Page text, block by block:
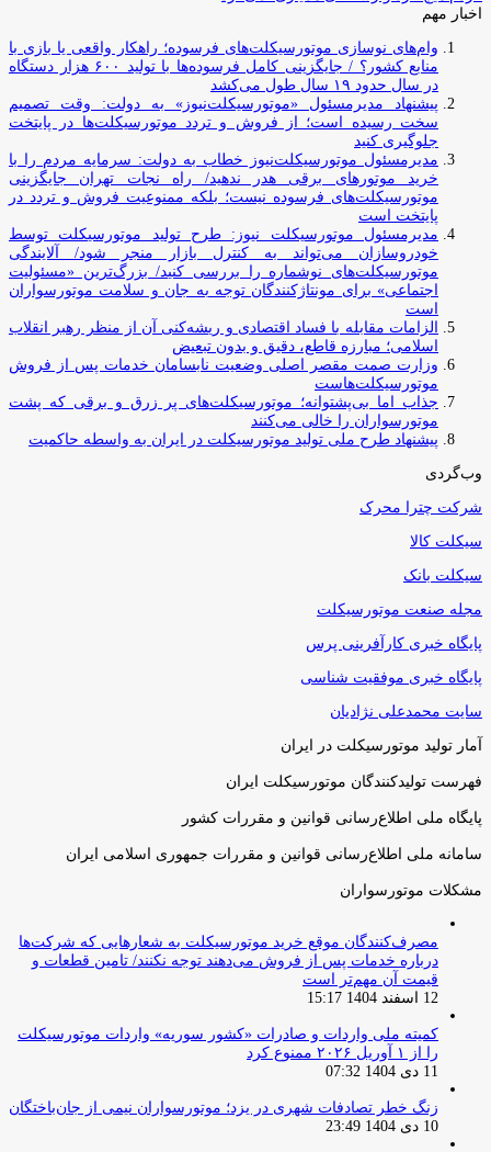
اخبار مهم
وام‌های نوسازی موتورسیکلت‌های فرسوده؛ راهکار واقعی یا بازی با
منابع کشور؟ / جایگزینی کامل فرسوده‌ها با تولید ۶۰۰ هزار دستگاه
در سال حدود ۱۹ سال طول می‌کشد
پیشنهاد مدیرمسئول «موتورسیکلت‌نیوز» به دولت: وقت تصمیم
سخت رسیده است؛ از فروش و تردد موتورسیکلت‌ها در پایتخت
جلوگیری کنید
مدیرمسئول موتورسیکلت‌نیوز خطاب به دولت: سرمایه مردم را با
خرید موتورهای برقی هدر ندهید/ راه نجات تهران جایگزینی
موتورسیکلت‌های فرسوده نیست؛ بلکه ممنوعیت فروش و تردد در
پایتخت است
مدیرمسئول موتورسیکلت نیوز: طرح تولید موتورسیکلت توسط
خودروسازان می‌تواند به کنترل بازار منجر شود/ آلایندگی
موتورسیکلت‌های نوشماره را بررسی کنید/ بزرگ‌ترین «مسئولیت
اجتماعی» برای مونتاژکنندگان توجه به جان و سلامت موتورسواران
است
الزامات مقابله با فساد اقتصادی و ریشه‌کنی آن از منظر رهبر انقلاب
اسلامی؛ مبارزه قاطع، دقیق و بدون تبعیض
وزارت صمت مقصر اصلی وضعیت نابسامان خدمات پس از فروش
موتورسیکلت‌هاست
جذاب اما بی‌پشتوانه؛ موتورسیکلت‌های پر زرق‌ و برقی که پشت
موتورسواران را خالی می‌کنند
پیشنهاد طرح ملی تولید موتورسیکلت در ایران به واسطه حاکمیت
وب‌گردی
شرکت چترا محرک
سیکلت کالا
سیکلت بانک
مجله صنعت موتورسیکلت
پایگاه خبری کارآفرینی پرس
پایگاه خبری موفقیت شناسی
سایت محمدعلی نژادیان
آمار تولید موتورسیکلت در ایران
فهرست تولیدکنندگان موتورسیکلت ایران
پایگاه ملی اطلاع‌رسانی قوانین و مقررات کشور
سامانه ملی اطلاع‌رسانی قوانین و مقررات جمهوری اسلامی ایران
مشکلات موتورسواران
مصرف‌کنندگان موقع خرید موتورسیکلت به شعارهایی که شرکت‌ها
درباره خدمات پس از فروش می‌دهند توجه نکنند/ تامین قطعات و
قیمت آن مهم‌تر است
12 اسفند 1404 15:17
کمیته ملی واردات و صادرات «کشور سوریه» واردات موتورسیکلت
را از ۱ آوریل ۲۰۲۶ ممنوع کرد
11 دی 1404 07:32
زنگ خطر تصادفات شهری در یزد؛ موتورسواران نیمی از جان‌باختگان
10 دی 1404 23:49